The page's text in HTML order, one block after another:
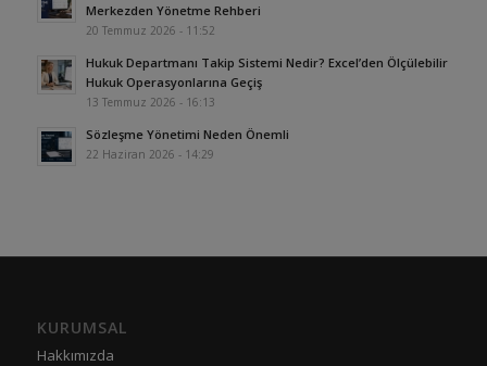
Merkezden Yönetme Rehberi
20 Temmuz 2026 - 11:52
Hukuk Departmanı Takip Sistemi Nedir? Excel’den Ölçülebilir
Hukuk Operasyonlarına Geçiş
13 Temmuz 2026 - 16:13
Sözleşme Yönetimi Neden Önemli
22 Haziran 2026 - 14:29
KURUMSAL
Hakkımızda